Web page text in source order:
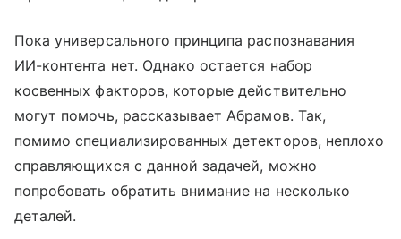
Пока универсального принципа распознавания
ИИ-контента нет. Однако остается набор
косвенных факторов, которые действительно
могут помочь, рассказывает Абрамов. Так,
помимо специализированных детекторов, неплохо
справляющихся с данной задачей, можно
попробовать обратить внимание на несколько
деталей.